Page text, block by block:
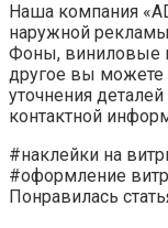
Наша компания
наружной
Фоны, виниловые
другое вы можете
уточнения
контактной
#наклейки на
#оформление
Понравилась